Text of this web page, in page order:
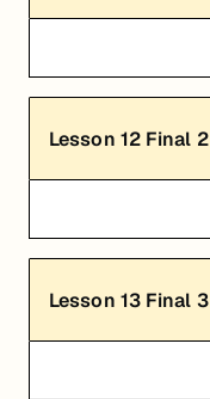
Lesson 12 Final 2
Lesson 13 Final 3